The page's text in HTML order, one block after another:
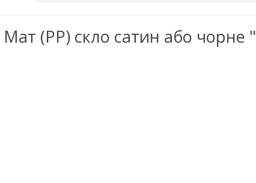
(PP) скло сатин або чорне "